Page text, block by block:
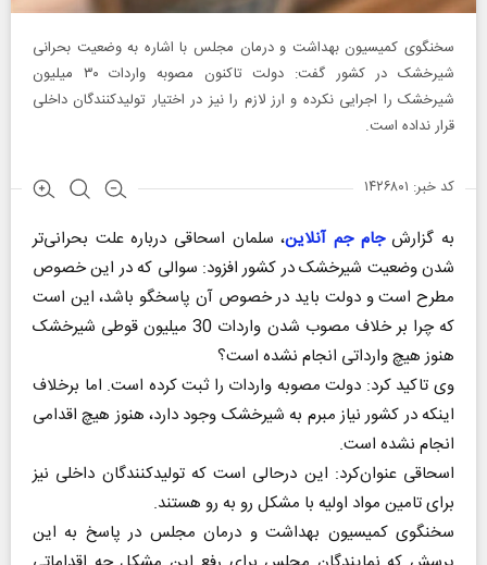
‌سخنگوی کمیسیون بهداشت و درمان مجلس با اشاره به وضعیت بحرانی
شیرخشک در کشور گفت: دولت تاکنون مصوبه واردات ۳۰ میلیون
شیرخشک را اجرایی نکرده و ارز لازم را نیز در اختیار تولیدکنندگان داخلی
قرار نداده است.
کد خبر: ۱۴۲۶۸۰۱
به گزارشجام جم آنلاین، سلمان اسحاقی درباره علت بحرانی‌تر
شدن وضعیت شیرخشک در کشور افزود: سوالی که در این خصوص
مطرح است و دولت باید در خصوص آن پاسخگو باشد، این است
که چرا بر خلاف مصوب شدن واردات 30 میلیون قوطی شیرخشک
هنوز هیچ وارداتی انجام نشده است؟
وی تاکید کرد: دولت مصوبه واردات را ثبت کرده است. اما برخلاف
اینکه در کشور نیاز مبرم به شیرخشک وجود دارد، هنوز هیچ اقدامی
انجام نشده است.
اسحاقی عنوان‌کرد: این درحالی است که تولیدکنندگان داخلی نیز
برای تامین مواد اولیه با مشکل رو به رو هستند.
سخنگوی کمیسیون بهداشت و درمان مجلس در پاسخ به این